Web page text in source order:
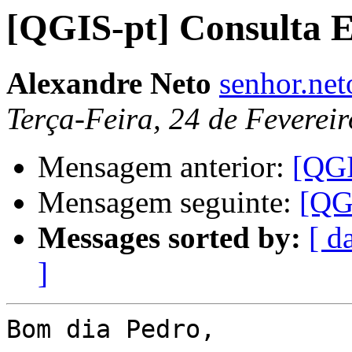
[QGIS-pt] Consulta
Alexandre Neto
Terça-Feira, 24 de
Mensagem anterior:
Mensagem seguinte:
Messages sorted by: [
]
Bom dia Pedro,